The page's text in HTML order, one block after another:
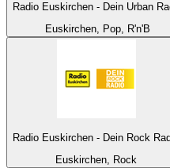
Radio Euskirchen - Dein Urban
Euskirchen, Pop, R'n'B
Radio Euskirchen - Dein Rock
Euskirchen, Rock